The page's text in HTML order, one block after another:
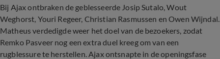
Bij Ajax ontbraken de geblesseerde Josip Sutalo, Wout
Weghorst, Youri Regeer, Christian Rasmussen en Owen Wijndal.
Matheus verdedigde weer het doel van de bezoekers, zodat
Remko Pasveer nog een extra duel kreeg om van een
rugblessure te herstellen. Ajax ontsnapte in de openingsfase